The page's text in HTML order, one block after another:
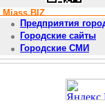
Miass.BIZ
Предприятия
Городские сайты
Городские СМИ